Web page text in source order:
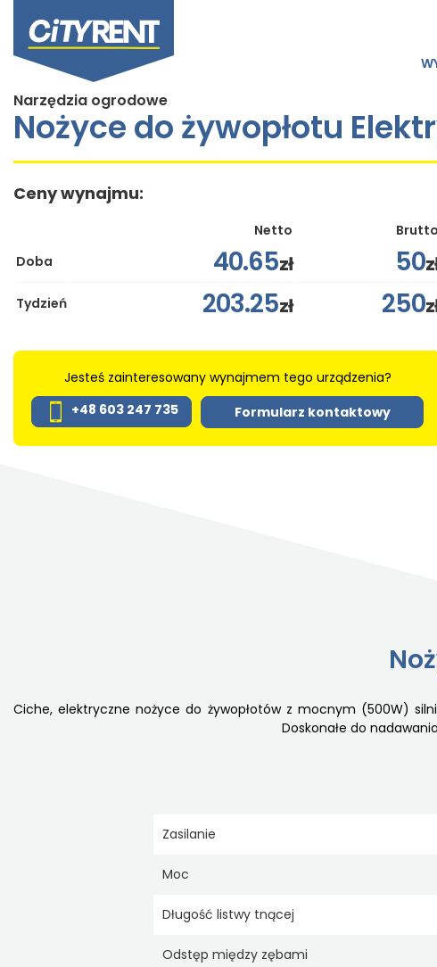
Narzędzia ogrodowe
Nożyce do żywopłotu
Ceny wynajmu:
Netto
Brutto
Doba
40.65zł 50
Tydzień 203.25zł 250
Jesteś zainteresowany wynajmem tego urządzenia?
+48 603 247 735
Formularz kontaktowy
Ciche, elektryczne nożyce do żywopłotów z mocnym (500W)
Doskonałe do
Zasilanie
Moc
Długość listwy tnącej
Odstęp między zębami